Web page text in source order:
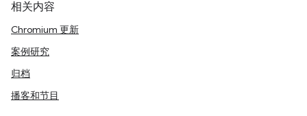
相关内容
Chromium 更新
案例研究
归档
播客和节目